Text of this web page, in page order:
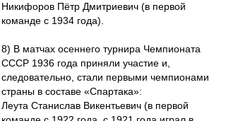
Никифоров Пётр Дмитриевич (в первой
команде с 1934 года).
8) В матчах осеннего турнира Чемпионата
СССР 1936 года приняли участие и,
следовательно, стали первыми чемпионами
страны в составе «Спартака»:
Леута Станислав Викентьевич (в первой